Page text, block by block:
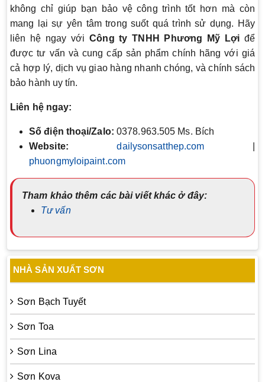
không chỉ giúp bạn bảo vệ công trình tốt hơn mà còn
mang lại sự yên tâm trong suốt quá trình sử dụng. Hãy
liên hệ ngay vớiCông ty TNHH Phương Mỹ Lợi để
được tư vấn và cung cấp sản phẩm chính hãng với giá
cả hợp lý, dịch vụ giao hàng nhanh chóng, và chính sách
bảo hành uy tín.
Liên hệ ngay:
Số điện thoại/Zalo: 0378.963.505 Ms. Bích
Website:
dailysonsatthep.com
phuongmyloipaint.com
Tham khảo thêm các bài viết khác ở đây:
Tư vấn
NHÀ SẢN XUẤT SƠN
Sơn Bạch Tuyết
Sơn Toa
Sơn Lina
Sơn Kova